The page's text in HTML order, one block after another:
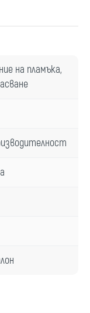
на пламъка,